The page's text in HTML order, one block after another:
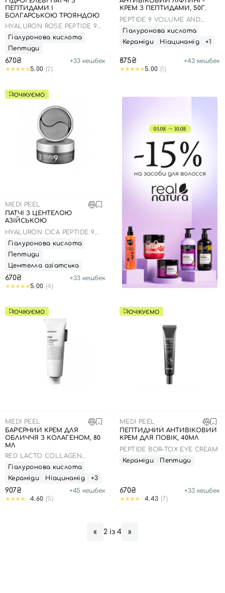
ПЕПТИДАМИ І
БОЛГАРСЬКОЮ ТРОЯНДОЮ
HYALURON ROSE PEPTIDE 9
EYE PATCH
Гіалуронова кислота
Пептиди
670₴ +33 кешбек
5.00 (2)
КРЕМ З ПЕПТИДАМИ, 50Г.
PEPTIDE 9 VOLUME AND
TENSION TOX CREAM
Гіалуронова кислота
Кераміди
Ніацинамід +1
875₴ +43 кешбек
5.00 (1)
ОЧІКУЄМО
MEDI PEEL
ПАТЧІ З ЦЕНТЕЛОЮ
АЗІЙСЬКОЮ
HYALURON CICA PEPTIDE 9
AMPOULE EYE PATCH
Гіалуронова кислота
Пептиди
Центелла азіатська
670₴ +33 кешбек
5.00 (4)
ОЧІКУЄМО
MEDI PEEL
БАР'ЄРНИЙ КРЕМ ДЛЯ
ОБЛИЧЧЯ З КОЛАГЕНОМ, 80
МЛ
RED LACTO COLLAGEN
CREAM
Гіалуронова кислота
Кераміди
Ніацинамід +3
907₴ +45 кешбек
4.60 (5)
ОЧІКУЄМО
MEDI PEEL
ПЕПТИДНИЙ АНТИВІКОВИЙ
КРЕМ ДЛЯ ПОВІК, 40МЛ
PEPTIDE BOR-TOX EYE CREAM
Кераміди
Пептиди
670₴ +33 кешбек
4.43 (7)
« 2 із 4 »
Вхід Реєстрація
Номер телефону
Відправляючи форму для авторизації/реєстрації ви
приймаєте умови
Увійти за допомогою e-mail